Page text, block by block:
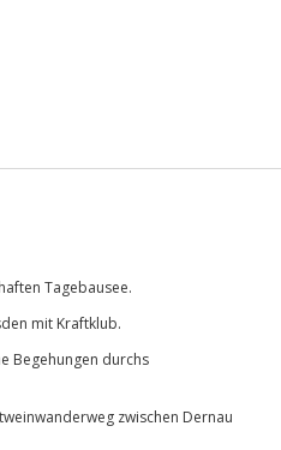
Tagebausee.
mit Kraftklub.
Begehungen durchs
zwischen Dernau